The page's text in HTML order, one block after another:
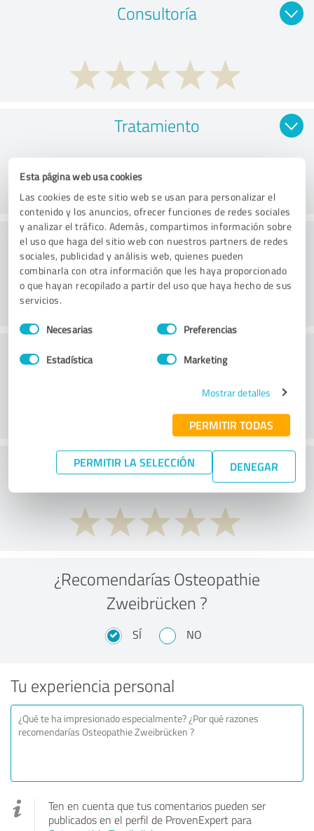
Esta página web usa cookies
Las cookies de este sitio web se usan para personalizar el
contenido y los anuncios, ofrecer funciones de redes sociales
y analizar el tráfico. Además, compartimos información sobre
el uso que haga del sitio web con nuestros partners de redes
sociales, publicidad y análisis web, quienes pueden
combinarla con otra información que les haya proporcionado
o que hayan recopilado a partir del uso que haya hecho de sus
servicios.
Selección
de
Necesarias Preferencias
Estadística Marketing
Mostrar detalles
PERMITIR TODAS
PERMITIR LA SELECCIÓN DENEGAR
Consultoría
Tratamiento
Practica
Servicio
¿Qué opina de la relación coste-beneficio?
¿Recomendarías Osteopathie
Zweibrücken ?
SÍ NO
Tu experiencia personal
Ten en cuenta que tus comentarios pueden ser
publicados en el perfil de ProvenExpert para